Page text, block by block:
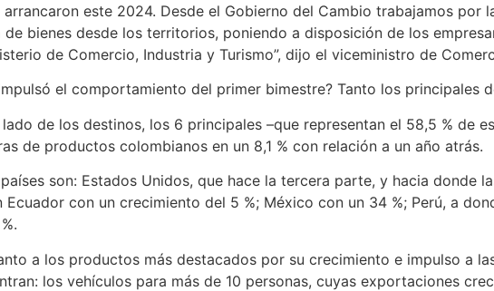
arrancaron este 2024. Desde el Gobierno del Cambio trabajamos por
bienes desde los territorios, poniendo a disposición de los
de Comercio, Industria y Turismo”, dijo el viceministro de
el comportamiento del primer bimestre? Tanto los principales
lado de los destinos, los 6 principales –que representan el 58,5 % de
de productos colombianos en un 8,1 % con relación a un año atrás.
son: Estados Unidos, que hace la tercera parte, y hacia donde
Ecuador con un crecimiento del 5 %; México con un 34 %; Perú, a
a los productos más destacados por su crecimiento e impulso a
los vehículos para más de 10 personas, cuyas exportaciones